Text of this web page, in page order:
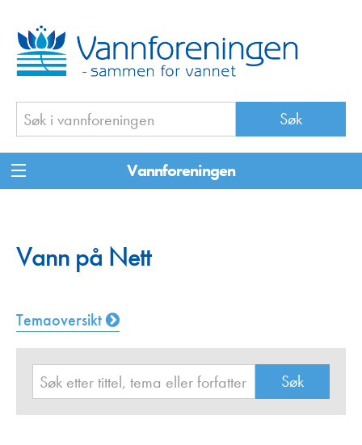
Vannforeningen
Vann på Nett
Temaoversikt